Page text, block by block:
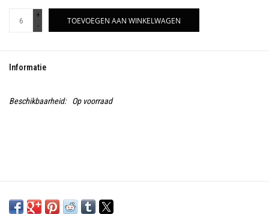
+
-
TOEVOEGEN AAN WINKELWAGEN
Informatie
Beschikbaarheid: Op voorraad